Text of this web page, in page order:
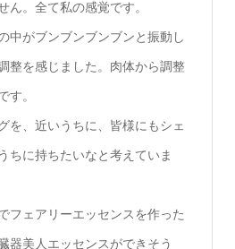
ん。全て私の感覚です。
中がブンブンブンブンと振動し
整を感じました。肉体から調整
す。
を、近いうちに、皆様にもシェ
ちに持ちたいなと考えていま
フェアリーエッセンスを作った
器美人エッセンスができそう